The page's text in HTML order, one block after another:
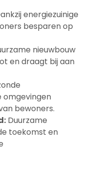
energiezuinige
besparen op
nieuwbouw
en draagt bij aan
omgevingen
bewoners.
Duurzame
toekomst en